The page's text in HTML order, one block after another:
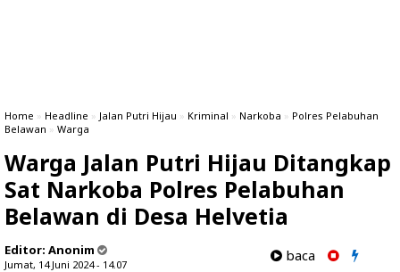
Home » Headline » Jalan Putri Hijau » Kriminal » Narkoba » Polres Pelabuhan
Belawan » Warga
Warga Jalan Putri Hijau Ditangkap
Sat Narkoba Polres Pelabuhan
Belawan di Desa Helvetia
Editor: Anonim
Jumat, 14 Juni 2024 - 14.07
baca